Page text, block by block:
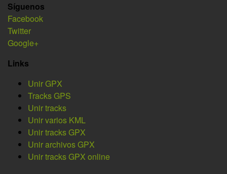
Síguenos
Facebook
Twitter
Google+
Links
Unir GPX
Tracks GPS
Unir tracks
Unir varios KML
Unir tracks GPX
Unir archivos GPX
Unir tracks GPX online